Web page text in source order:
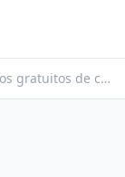
Cómo encontrar cursos gratuitos de certificados de profesionalidad (paso a paso)